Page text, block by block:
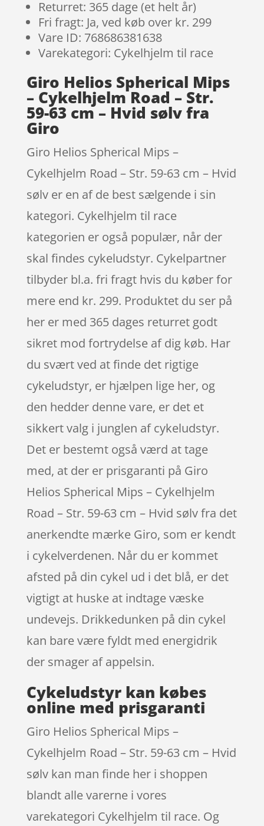
Returret: 365 dage (et helt år)
Fri fragt: Ja, ved køb over kr. 299
Vare ID: 768686381638
Varekategori: Cykelhjelm til race
Giro Helios Spherical Mips
– Cykelhjelm Road – Str.
59-63 cm – Hvid sølv fra
Giro
Giro Helios Spherical Mips –
Cykelhjelm Road – Str. 59-63 cm – Hvid
sølv er en af de best sælgende i sin
kategori. Cykelhjelm til race
kategorien er også populær, når der
skal findes cykeludstyr. Cykelpartner
tilbyder bl.a. fri fragt hvis du køber for
mere end kr. 299. Produktet du ser på
her er med 365 dages returret godt
sikret mod fortrydelse af dig køb. Har
du svært ved at finde det rigtige
cykeludstyr, er hjælpen lige her, og
den hedder denne vare, er det et
sikkert valg i junglen af cykeludstyr.
Det er bestemt også værd at tage
med, at der er prisgaranti på Giro
Helios Spherical Mips – Cykelhjelm
Road – Str. 59-63 cm – Hvid sølv fra det
anerkendte mærke Giro, som er kendt
i cykelverdenen. Når du er kommet
afsted på din cykel ud i det blå, er det
vigtigt at huske at indtage væske
undevejs. Drikkedunken på din cykel
kan bare være fyldt med energidrik
der smager af appelsin.
Cykeludstyr kan købes
online med prisgaranti
Giro Helios Spherical Mips –
Cykelhjelm Road – Str. 59-63 cm – Hvid
sølv kan man finde her i shoppen
blandt alle varerne i vores
varekategori Cykelhjelm til race. Og